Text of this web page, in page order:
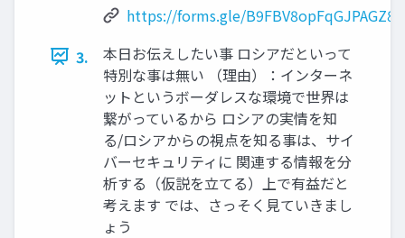
https://forms.gle/B9FBV8opFqGJPAGZ8
3.
本日お伝えしたい事 ロシアだといって
特別な事は無い （理由）：インターネ
ットというボーダレスな環境で世界は
繋がっているから ロシアの実情を知
る/ロシアからの視点を知る事は、サイ
バーセキュリティに 関連する情報を分
析する（仮説を立てる）上で有益だと
考えます では、さっそく見ていきまし
ょう